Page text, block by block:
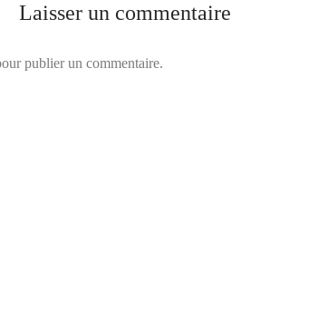
Laisser un commentaire
publier un commentaire.